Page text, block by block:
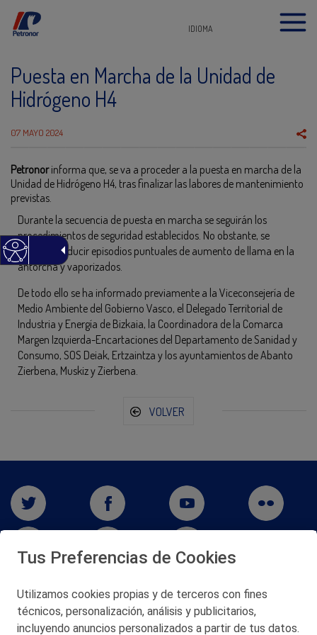
IDIOMA
Puesta en Marcha de la Unidad de
Hidrógeno H4
07 MAYO 2024
Petronorinforma que, se va a proceder a la puesta en marcha de la
Unidad de Hidrógeno H4, tras finalizar las labores de mantenimiento
previstas.
Durante la secuencia de puesta en marcha se seguirán los
procedimientos de seguridad establecidos. No obstante, se
pueden producir episodios puntuales de aumento de llama en la
antorcha y vaporizados.
De todo ello se ha informado previamente a la Viceconsejería de
Medio Ambiente del Gobierno Vasco, el Delegado Territorial de
Industria y Energía de Bizkaia, la Coordinadora de la Comarca
Margen Izquierda-Encartaciones del Departamento de Sanidad y
Consumo, SOS Deiak, Ertzaintza y los ayuntamientos de Abanto
Zierbena, Muskiz y Zierbena.
VOLVER
San Martín 5-Edificio Muñatones,
48550 Muskiz (Bizkaia)
Tus Preferencias de Cookies
Utilizamos cookies propias y de terceros con fines
técnicos, personalización, análisis y publicitarios,
incluyendo anuncios personalizados a partir de tus datos.